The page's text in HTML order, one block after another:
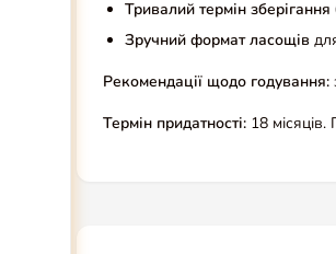
Тривалий термін зберігання
Зручний формат ласощів
Рекомендації щодо годування:
Термін придатності: 18 місяців.